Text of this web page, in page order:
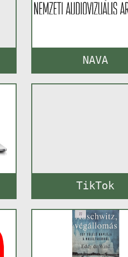
NAVA
TikTok